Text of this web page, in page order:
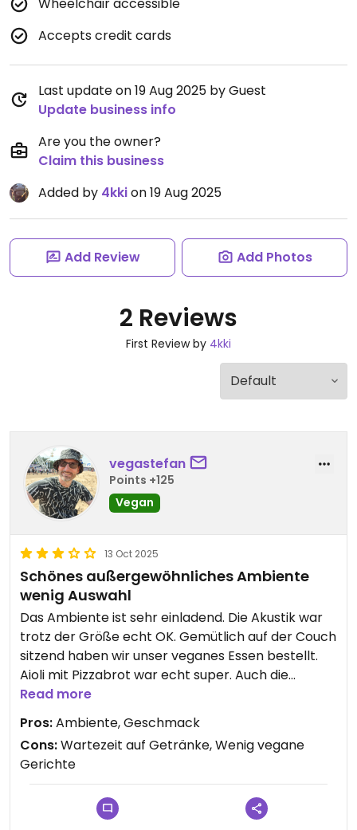
Accepts credit cards
Last update on 19 Aug 2025 by Guest
Update business info
Are you the owner?
Claim this business
Added by 4kkion 19 Aug 2025
Add Review Add Photos
2 Reviews
First Review by 4kki
vegastefan
Points +125
Vegan
13 Oct 2025
Schönes außergewöhnliches Ambiente
wenig Auswahl
Das Ambiente ist sehr einladend. Die Akustik war
trotz der Größe echt OK. Gemütlich auf der Couch
sitzend haben wir unser veganes Essen bestellt.
Aioli mit Pizzabrot war echt super. Auch die
darauffolgende Pizza Giardino schmeckte auch
ohne Käse sehr lecker und saftig.
Leider fehlte die Auswahl, da die Burger zwar mit
einem veganen Patty erhältlich sind, aber der Rest
des Burgers nicht vegan ist.
Sehr schade.
Getränke kamen erst zum Hauptgang. Aber sonst
Read more
Pros:Ambiente, Geschmack
Cons:Wartezeit auf Getränke, Wenig vegane
Gerichte